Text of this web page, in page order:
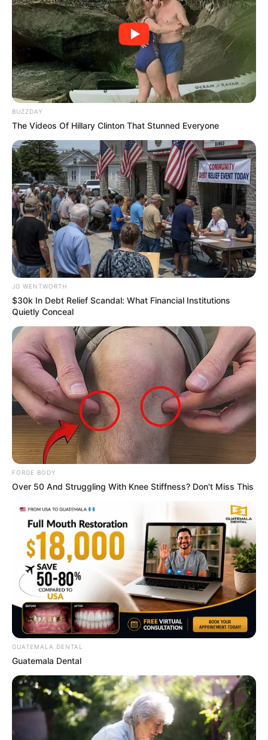
Tallest Women On Earth — Their Height Is Jaw-
Dropping
BRAINBERRIES
Why this ordinary drink is the secret to feeling your
best every day
CTA FAVORITE
Japan's Oldest Doctors Say Memory Loss Isn't Age:
Just Stop Drinking These 3 Beverages
COGNITIVE WELLNESS
4x Stronger Than Viagra! This To Perform Better
BUZZDAY
The Videos Of Hillary Clinton That Stunned Everyone
JG WENTWORTH
$30k In Debt Relief Scandal: What Financial Institutions
Quietly Conceal
FORGE BODY
Over 50 And Struggling With Knee Stiffness? Don't Miss This
GUATEMALA DENTAL
Guatemala Dental